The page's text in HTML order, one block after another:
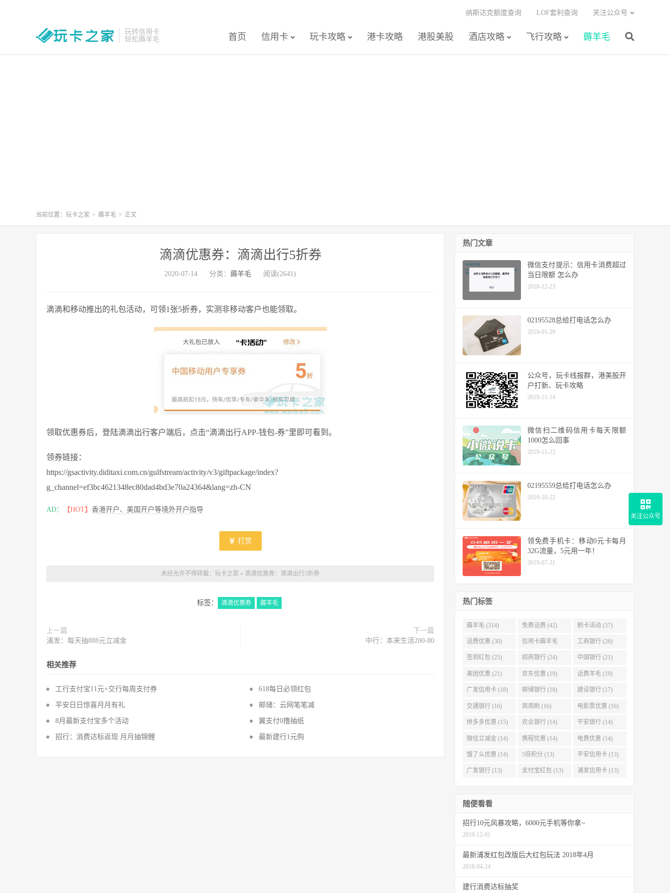
玩转信用卡
轻松薅羊毛
首页 信用卡 玩卡攻略 港卡攻略 港股美股 酒店攻略 飞行攻略 薅羊毛
纳斯达克额度查询 LOF套利查询 关注公众号
当前位置： 玩卡之家 > 薅羊毛 > 正文
滴滴优惠券：滴滴出行5折券
2020-07-14 分类： 薅羊毛 阅读(2641)
滴滴和移动推出的礼包活动，可领1张5折券，实测非移动客户也能领取。
领取优惠券后，登陆滴滴出行客户端后，点击“滴滴出行APP-钱包-券”里即可看到。
领券链接：
https://gsactivity.diditaxi.com.cn/gulfstream/activity/v3/giftpackage/index?
g_channel=ef3bc4621348ec80dad4bd3e70a24364&lang=zh-CN
AD： 【HOT】 香港开户、美国开户等境外开户指导
打赏
未经允许不得转载： 玩卡之家 » 滴滴优惠券：滴滴出行5折券
标签： 滴滴优惠券 薅羊毛
上一篇
浦发：每天抽888元立减金
下一篇
中行：本来生活200-80
相关推荐
工行支付宝11元+交行每周支付券 618每日必领红包
平安日日惊喜月月有礼 邮储：云网笔笔减
8月最新支付宝多个活动 翼支付0撸抽纸
招行：消费达标返现 月月抽锦鲤 最新建行1元购
热门文章
微信支付提示：信用卡消费超过
当日限额 怎么办
2018-12-23
02195528总给打电话怎么办
2019-01-29
公众号，玩卡线报群，港美股开
户打新、玩卡攻略
2019-11-14
微信扫二维码信用卡每天限额
1000怎么回事
2019-11-22
02195559总给打电话怎么办
2019-10-22
领免费手机卡：移动0元卡每月
32G流量，5元用一年！
2019-07-31
热门标签
薅羊毛 (314) 免费话费 (42) 刷卡活动 (37)
话费优惠 (30) 信用卡薅羊毛
(29)
工商银行 (26)
签到红包 (25) 招商银行 (24) 中国银行 (21)
美团优惠 (21) 京东优惠 (19) 话费羊毛 (19)
广发信用卡 (18) 邮储银行 (18) 建设银行 (17)
交通银行 (16) 周周刷 (16) 电影票优惠 (16)
拼多多优惠 (15) 农业银行 (14) 平安银行 (14)
微信立减金 (14) 携程优惠 (14) 电费优惠 (14)
饿了么优惠 (14) 5倍积分 (13) 平安信用卡 (13)
广发银行 (13) 支付宝红包 (13) 浦发信用卡 (13)
随便看看
招行10元风暴攻略，6000元手机等你拿~
2019-12-01
最新浦发红包改版后大红包玩法 2018年4月
2018-04-24
建行消费达标抽奖
关注公众号